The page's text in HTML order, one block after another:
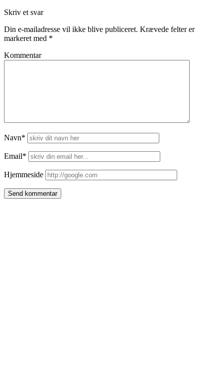
Skriv et svar
Din e-mailadresse vil ikke blive publiceret. Krævede felter er
markeret med *
Kommentar
Navn*
Email*
Hjemmeside